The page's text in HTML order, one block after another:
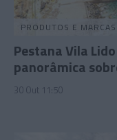
PRODUTOS E MARCAS
Pestana Vila
panorâmica
30 Out 11:50